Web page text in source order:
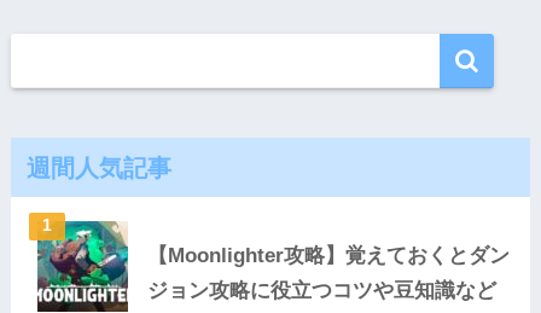
週間人気記事
【Moonlighter攻略】覚えておくとダン
ジョン攻略に役立つコツや豆知識など